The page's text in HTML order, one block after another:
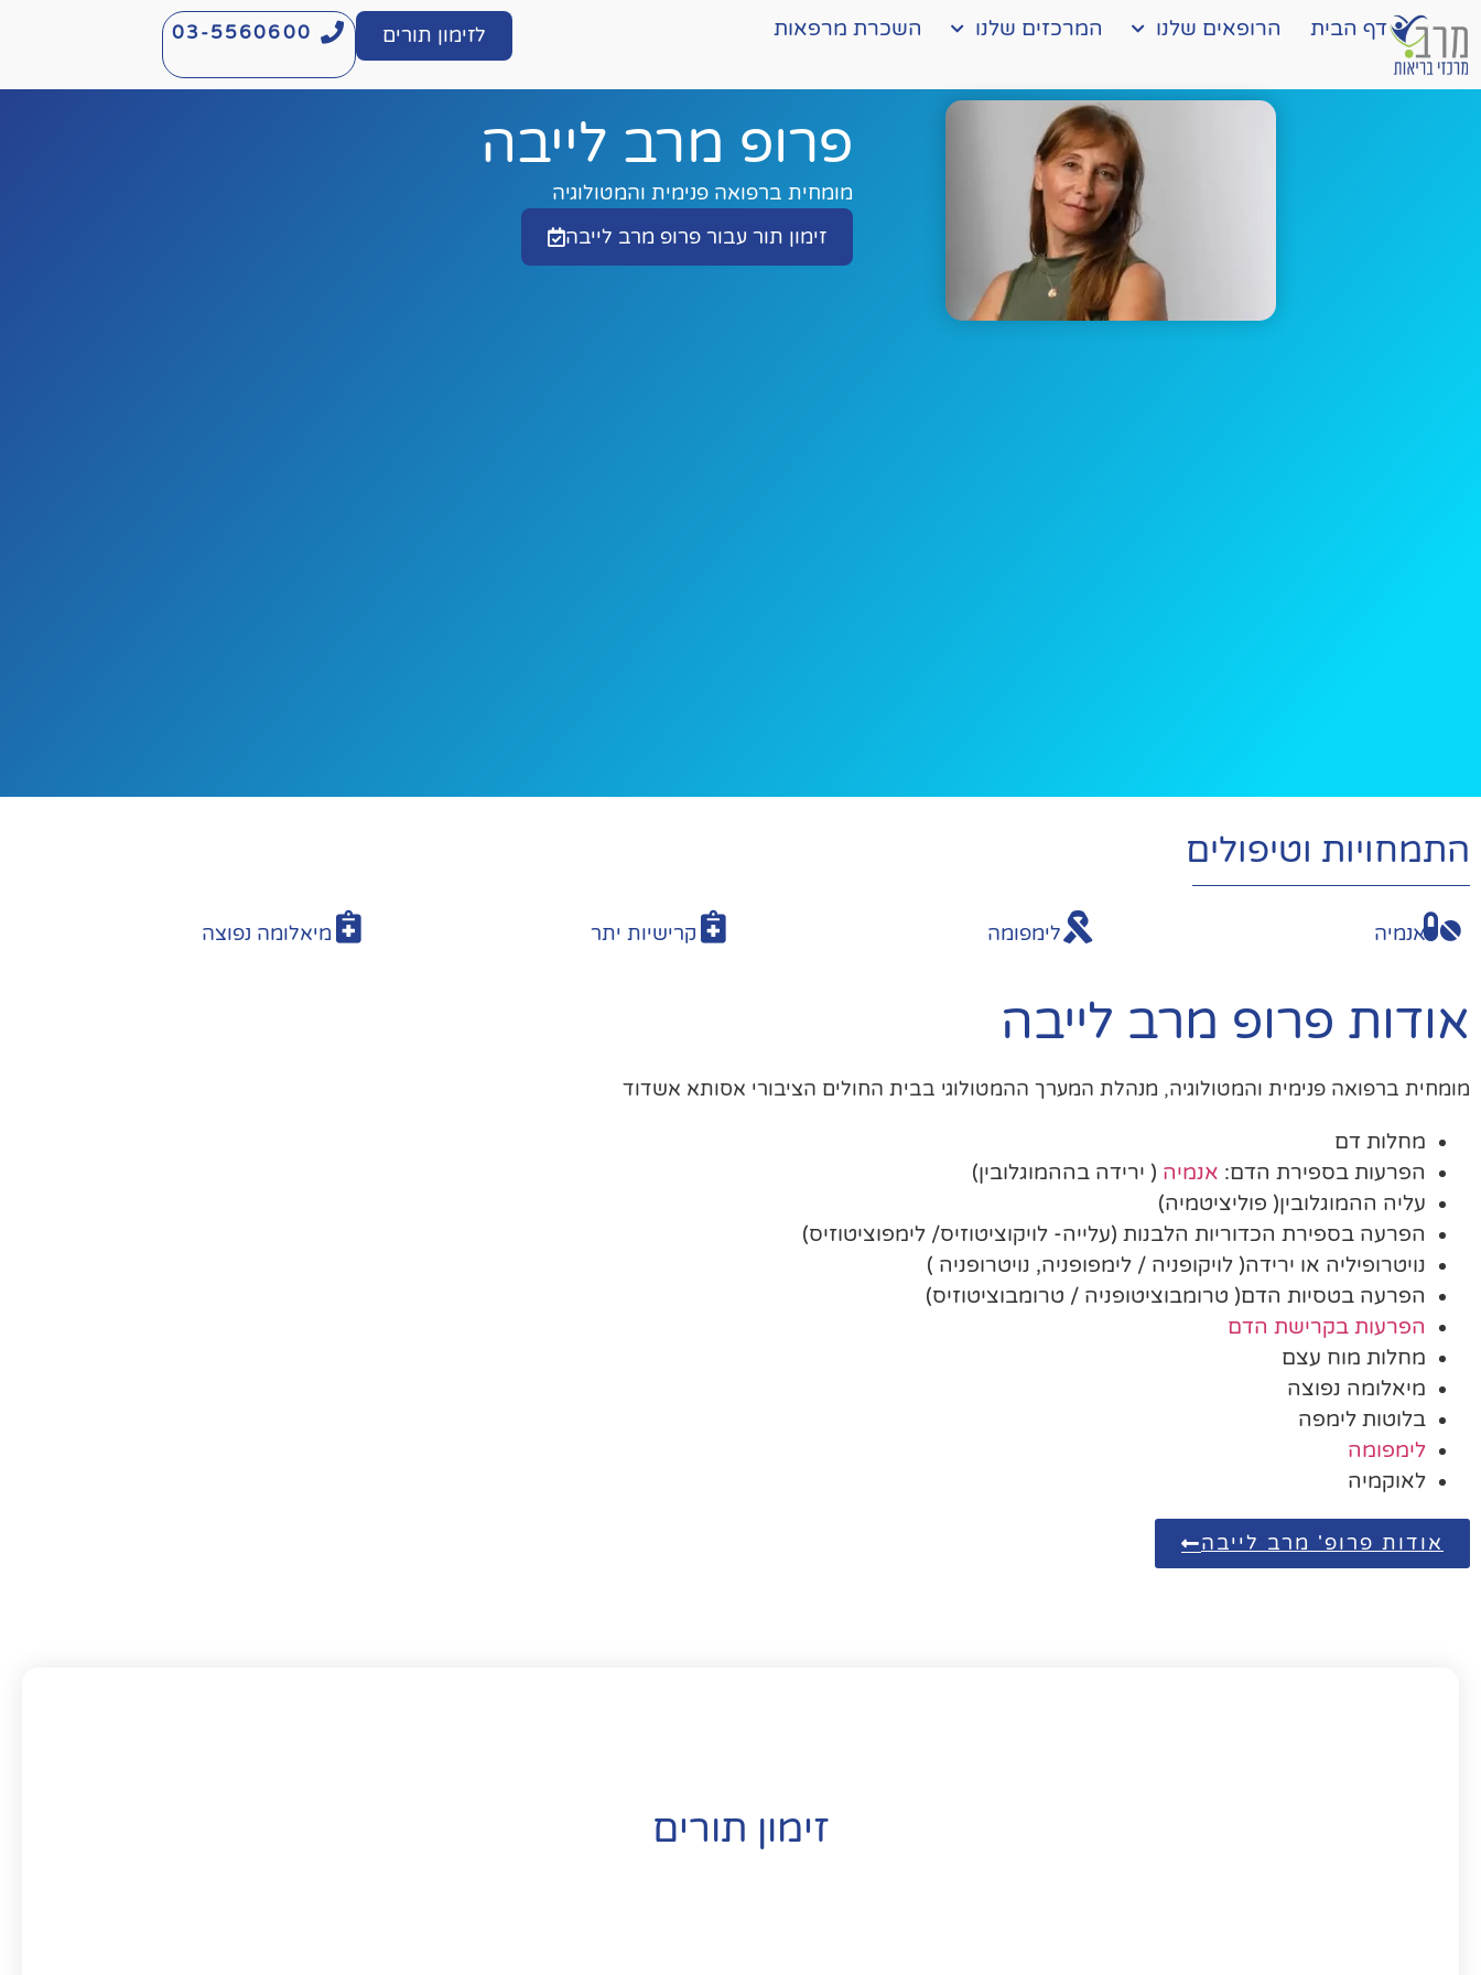
דף הבית הרופאים שלנו המרכזים שלנו השכרת מרפאות לזימון תורים 03-5560600
פרופ מרב לייבה
מומחית ברפואה פנימית והמטולוגיה
זימון תור עבור פרופ מרב לייבה
התמחויות וטיפולים
אנמיה לימפומה קרישיות יתר מיאלומה נפוצה
אודות פרופ מרב לייבה
מומחית ברפואה פנימית והמטולוגיה, מנהלת המערך ההמטולוגי בבית החולים הציבורי אסותא אשדוד
מחלות דם
הפרעות בספירת הדם: אנמיה ( ירידה בההמוגלובין)
עליה ההמוגלובין( פוליציטמיה)
הפרעה בספירת הכדוריות הלבנות (עלייה- לויקוציטוזיס/ לימפוציטוזיס)
נויטרופיליה או ירידה( לויקופניה / לימפופניה, נויטרופניה )
הפרעה בטסיות הדם( טרומבוציטופניה / טרומבוציטוזיס)
הפרעות בקרישת הדם
מחלות מוח עצם
מיאלומה נפוצה
בלוטות לימפה
לימפומה
לאוקמיה
אודות פרופ' מרב לייבה
זימון תורים